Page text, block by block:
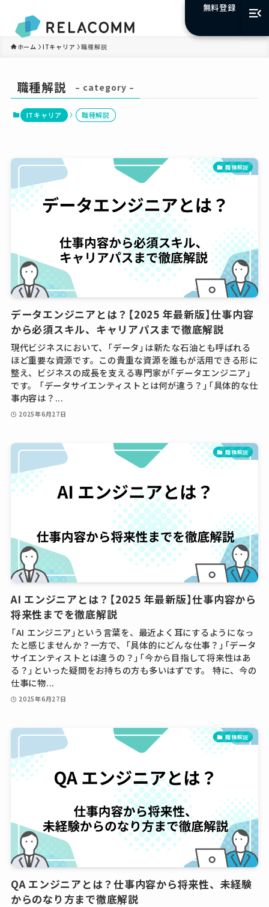
無料登録
ホーム ITキャリア 職種解説
職種解説 – category –
ITキャリア 職種解説
職種解説
データエンジニアとは？【2025 年最新版】仕事内容
から必須スキル、キャリアパスまで徹底解説
現代ビジネスにおいて、「データ」は新たな石油とも呼ばれる
ほど重要な資源です。この貴重な資源を誰もが活用できる形に
整え、ビジネスの成長を支える専門家が「データエンジニア」
です。 「データサイエンティストとは何が違う？」「具体的な仕
事内容は？...
2025年6月27日
職種解説
AI エンジニアとは？【2025 年最新版】仕事内容から
将来性までを徹底解説
「AI エンジニア」という言葉を、最近よく耳にするようになっ
たと感じませんか？一方で、「具体的にどんな仕事？」「データ
サイエンティストとは違うの？」「今から目指して将来性はあ
る？」といった疑問をお持ちの方も多いはずです。 特に、今の
仕事に物...
2025年6月27日
職種解説
QA エンジニアとは？仕事内容から将来性、未経験
からのなり方まで徹底解説